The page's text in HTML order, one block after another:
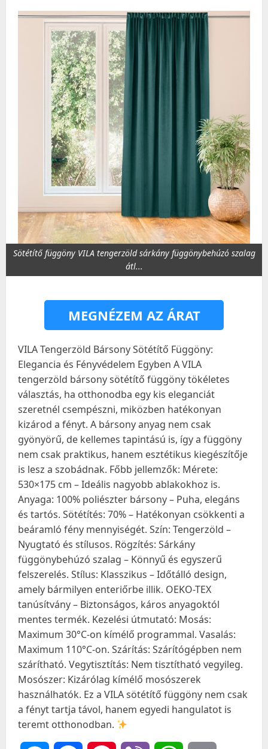
Sötétítő függöny VILA tengerzöld sárkány függönybehúzó szalag
átl...
MEGNÉZEM AZ ÁRAT
VILA Tengerzöld Bársony Sötétítő Függöny:
Elegancia és Fényvédelem Egyben A VILA
tengerzöld bársony sötétítő függöny tökéletes
választás, ha otthonodba egy kis eleganciát
szeretnél csempészni, miközben hatékonyan
kizárod a fényt. A bársony anyag nem csak
gyönyörű, de kellemes tapintású is, így a függöny
nem csak praktikus, hanem esztétikus kiegészítője
is lesz a szobádnak. Főbb jellemzők: Mérete:
530×175 cm – Ideális nagyobb ablakokhoz is.
Anyaga: 100% poliészter bársony – Puha, elegáns
és tartós. Sötétítés: 70% – Hatékonyan csökkenti a
beáramló fény mennyiségét. Szín: Tengerzöld –
Nyugtató és stílusos. Rögzítés: Sárkány
függönybehúzó szalag – Könnyű és egyszerű
felszerelés. Stílus: Klasszikus – Időtálló design,
amely bármilyen enteriőrbe illik. OEKO-TEX
tanúsítvány – Biztonságos, káros anyagoktól
mentes termék. Kezelési útmutató: Mosás:
Maximum 30°C-on kímélő programmal. Vasalás:
Maximum 110°C-on. Szárítás: Szárítógépben nem
szárítható. Vegytisztítás: Nem tisztítható vegyileg.
Mosószer: Kizárólag kímélő mosószerek
használhatók. Ez a VILA sötétítő függöny nem csak
a fényt tartja távol, hanem egyedi hangulatot is
teremt otthonodban.